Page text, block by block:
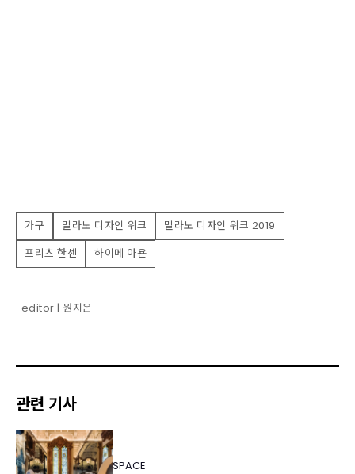
가구 밀라노 디자인 위크
밀라노 디자인 위크 2019
프리츠 한센
하이메 아욘
editor | 원지은
관련 기사
SPACE